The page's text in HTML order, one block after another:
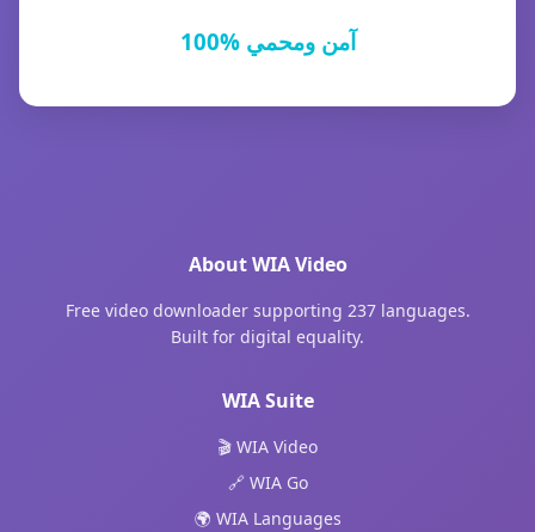
100% آمن ومحمي
About WIA Video
Free video downloader supporting 237 languages.
Built for digital equality.
WIA Suite
🎬 WIA Video
🔗 WIA Go
🌍 WIA Languages